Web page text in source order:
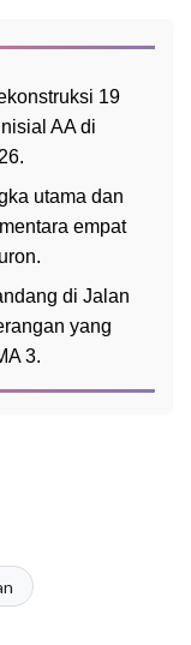
19
AA di
utama dan
empat
di Jalan
yang
3.